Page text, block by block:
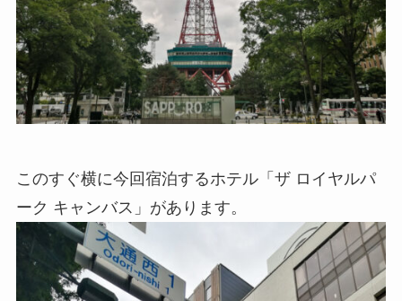
このすぐ横に今回宿泊するホテル「ザ ロイヤルパ
ーク キャンバス」があります。